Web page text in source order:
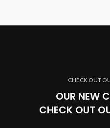
CHECK OUT
OUR NEW
CHECK OUT